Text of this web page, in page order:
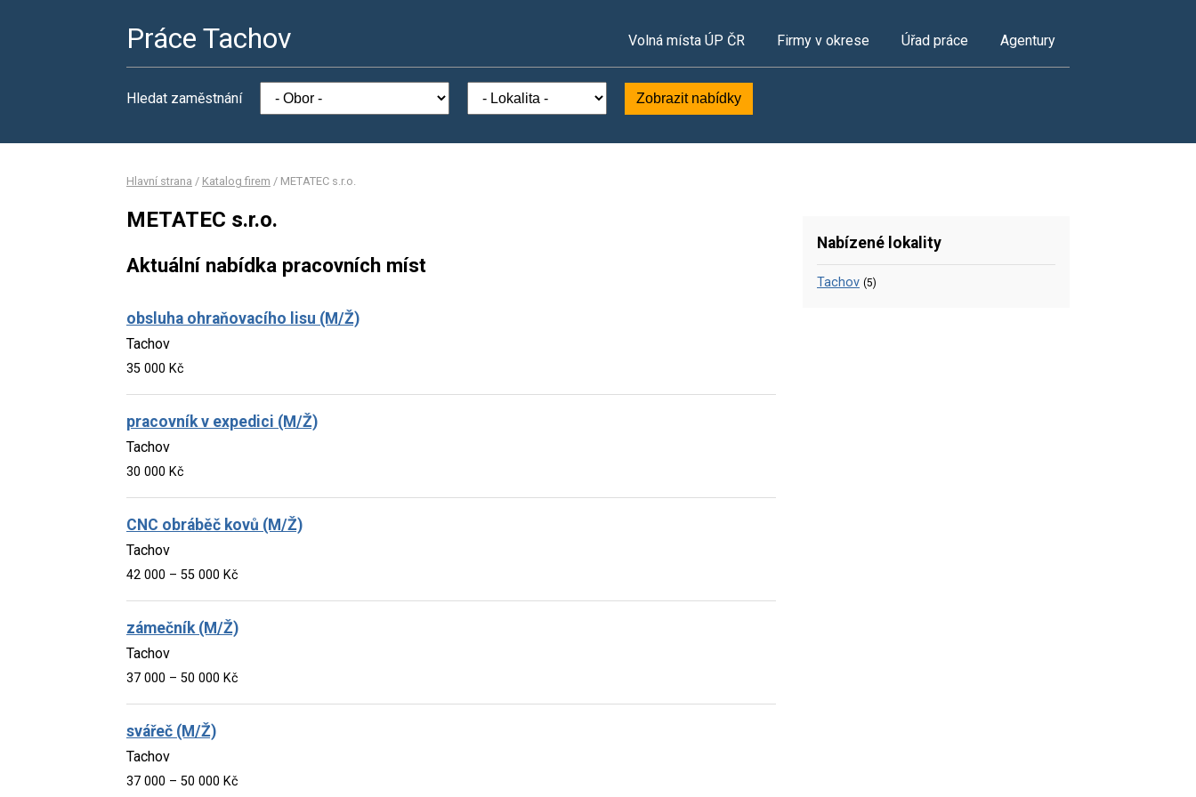
Práce Tachov Volná místa ÚP ČR Firmy v okrese Úřad práce Agentury
Hledat zaměstnání Zobrazit nabídky
Hlavní strana / Katalog firem / METATEC s.r.o.
METATEC s.r.o.
Aktuální nabídka pracovních míst
obsluha ohraňovacího lisu (M/Ž)
Tachov
35 000 Kč
pracovník v expedici (M/Ž)
Tachov
30 000 Kč
CNC obráběč kovů (M/Ž)
Tachov
42 000 – 55 000 Kč
zámečník (M/Ž)
Tachov
37 000 – 50 000 Kč
svářeč (M/Ž)
Tachov
37 000 – 50 000 Kč
Nabízené lokality
Tachov (5)